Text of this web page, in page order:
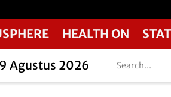
HEALTH ON
Agustus 2026